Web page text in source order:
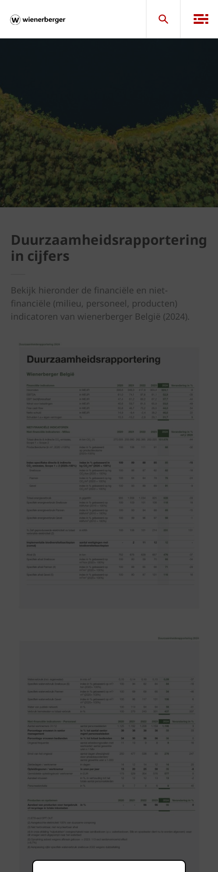
Duurzaamheidsrapportering
in cijfers
Bekijk hieronder de financiële en niet-
financiële (milieu, personeel, producten)
indicatoren van wienerberger België (2024).